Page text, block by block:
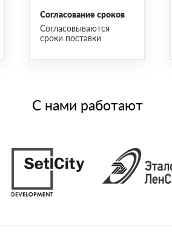
Согласование сроков
Согласовываются
сроки поставки
С нами работают